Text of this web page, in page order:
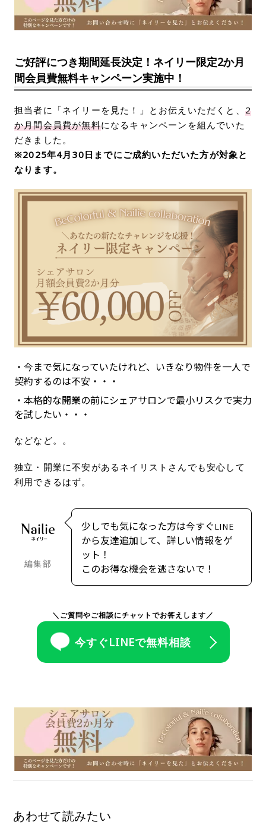
ご好評につき期間延長決定！ネイリー限定2か月
間会員費無料キャンペーン実施中！
担当者に「ネイリーを見た！」とお伝えいただくと、 2
か月間会員費が無料になるキャンペーンを組んでいた
だきました。
※2025年4月30日までにご成約いただいた方が対象と
なります。
・今まで気になっていたけれど、いきなり物件を一人で
契約するのは不安・・・
・本格的な開業の前にシェアサロンで最小リスクで実力
を試したい・・・
などなど。。
独立・開業に不安があるネイリストさんでも安心して
利用できるはず。
編集部
少しでも気になった方は今すぐLINE
から友達追加して、詳しい情報をゲ
ット！
このお得な機会を逃さないで！
＼ご質問やご相談にチャットでお答えします／
今すぐLINEで無料相談
あわせて読みたい